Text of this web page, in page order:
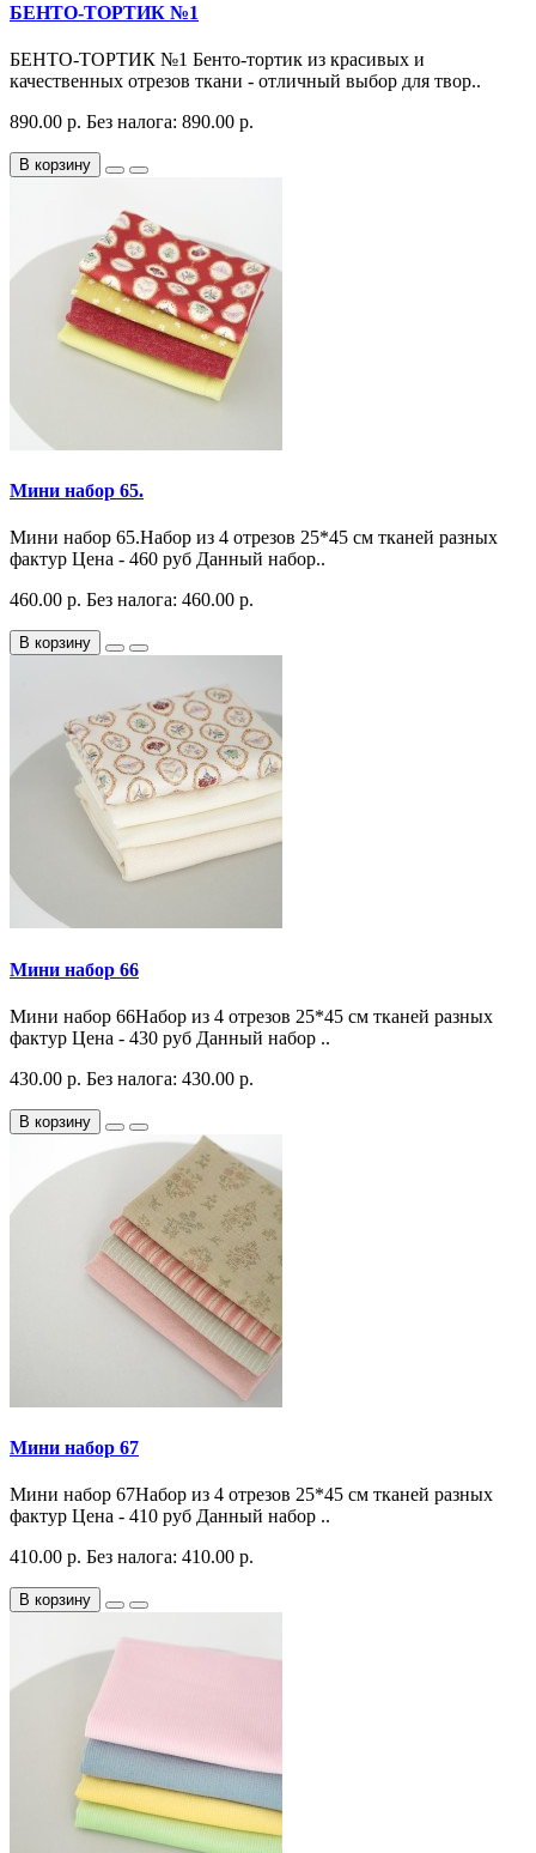
БЕНТО-ТОРТИК №1
БЕНТО-ТОРТИК №1 Бенто-тортик из красивых и
качественных отрезов ткани - отличный выбор для твор..
890.00 р. Без налога: 890.00 р.
В корзину
Мини набор 65.
Мини набор 65.Набор из 4 отрезов 25*45 см тканей разных
фактур Цена - 460 руб Данный набор..
460.00 р. Без налога: 460.00 р.
В корзину
Мини набор 66
Мини набор 66Набор из 4 отрезов 25*45 см тканей разных
фактур Цена - 430 руб Данный набор ..
430.00 р. Без налога: 430.00 р.
В корзину
Мини набор 67
Мини набор 67Набор из 4 отрезов 25*45 см тканей разных
фактур Цена - 410 руб Данный набор ..
410.00 р. Без налога: 410.00 р.
В корзину